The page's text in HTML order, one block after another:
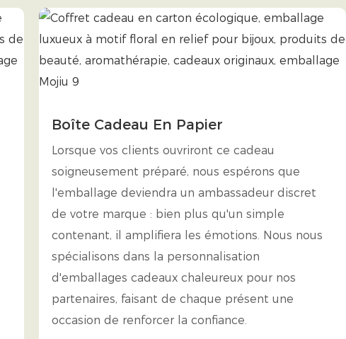
Boîte Cadeau En Papier
Lorsque vos clients ouvriront ce cadeau
soigneusement préparé, nous espérons que
l'emballage deviendra un ambassadeur discret
de votre marque : bien plus qu'un simple
contenant, il amplifiera les émotions. Nous nous
spécialisons dans la personnalisation
d'emballages cadeaux chaleureux pour nos
partenaires, faisant de chaque présent une
occasion de renforcer la confiance.